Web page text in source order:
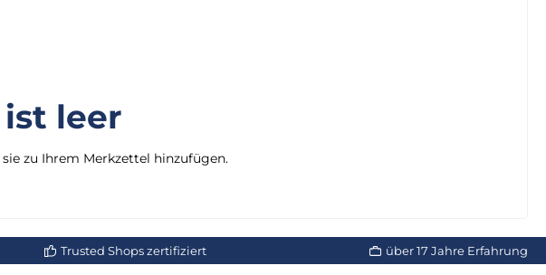
leer
zu Ihrem Merkzettel hinzufügen.
Trusted Shops zertifiziert über 17 Jahre Erfahrung